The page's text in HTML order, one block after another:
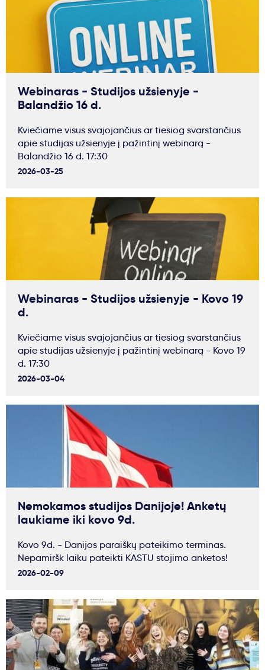
Webinaras - Studijos užsienyje -
Balandžio 16 d.
Kviečiame visus svajojančius ar tiesiog svarstančius
apie studijas užsienyje į pažintinį webinarą -
Balandžio 16 d. 17:30
2026-03-25
Webinaras - Studijos užsienyje - Kovo 19
d.
Kviečiame visus svajojančius ar tiesiog svarstančius
apie studijas užsienyje į pažintinį webinarą - Kovo 19
d. 17:30
2026-03-04
Nemokamos studijos Danijoje! Anketų
laukiame iki kovo 9d.
Kovo 9d. - Danijos paraiškų pateikimo terminas.
Nepamiršk laiku pateikti KASTU stojimo anketos!
2026-02-09